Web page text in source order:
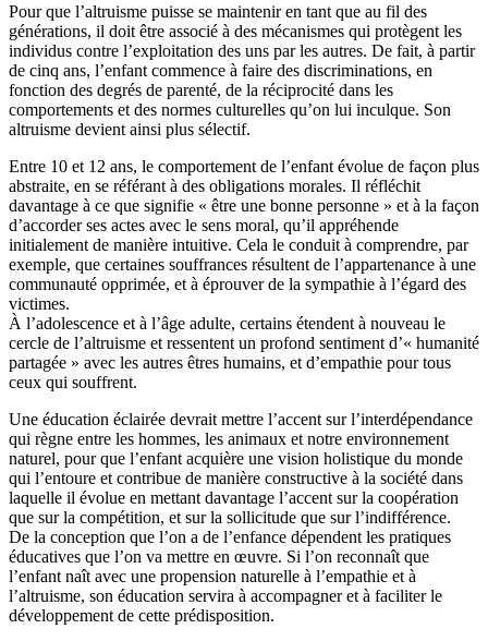
Pour que l’altruisme puisse se maintenir en tant que au fil des
générations, il doit être associé à des mécanismes qui protègent les
individus contre l’exploitation des uns par les autres. De fait, à partir
de cinq ans, l’enfant commence à faire des discriminations, en
fonction des degrés de parenté, de la réciprocité dans les
comportements et des normes culturelles qu’on lui inculque. Son
altruisme devient ainsi plus sélectif.
Entre 10 et 12 ans, le comportement de l’enfant évolue de façon plus
abstraite, en se référant à des obligations morales. Il réfléchit
davantage à ce que signifie « être une bonne personne » et à la façon
d’accorder ses actes avec le sens moral, qu’il appréhende
initialement de manière intuitive. Cela le conduit à comprendre, par
exemple, que certaines souffrances résultent de l’appartenance à une
communauté opprimée, et à éprouver de la sympathie à l’égard des
victimes.
À l’adolescence et à l’âge adulte, certains étendent à nouveau le
cercle de l’altruisme et ressentent un profond sentiment d’« humanité
partagée » avec les autres êtres humains, et d’empathie pour tous
ceux qui souffrent.
Une éducation éclairée devrait mettre l’accent sur l’interdépendance
qui règne entre les hommes, les animaux et notre environnement
naturel, pour que l’enfant acquière une vision holistique du monde
qui l’entoure et contribue de manière constructive à la société dans
laquelle il évolue en mettant davantage l’accent sur la coopération
que sur la compétition, et sur la sollicitude que sur l’indifférence.
De la conception que l’on a de l’enfance dépendent les pratiques
éducatives que l’on va mettre en œuvre. Si l’on reconnaît que
l’enfant naît avec une propension naturelle à l’empathie et à
l’altruisme, son éducation servira à accompagner et à faciliter le
développement de cette prédisposition.